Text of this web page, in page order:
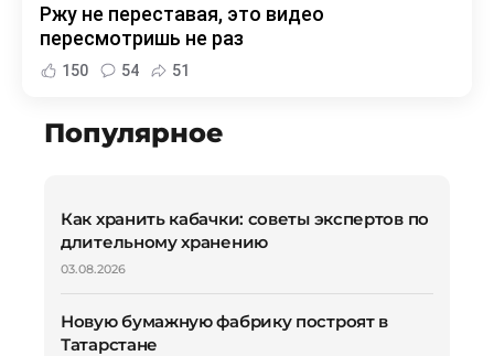
Ржу не переставая, это видео
пересмотришь не раз
150 54 51
Популярное
Как хранить кабачки: советы экспертов по
длительному хранению
03.08.2026
Новую бумажную фабрику построят в
Татарстане